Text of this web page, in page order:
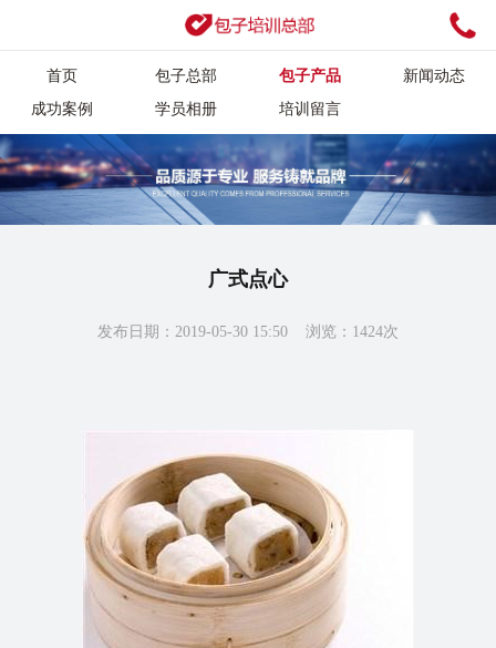
首页 包子总部 包子产品
新闻动态
成功案例
学员相册 培训留言
广式点心
发布日期：2019-05-30 15:50 浏览：1424次